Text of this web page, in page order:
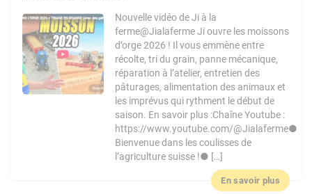
Nouvelle vidéo de Ji à la
ferme@Jialaferme Ji ouvre les moissons
d’orge 2026 ! Il vous emmène entre
récolte, tri du grain, panne mécanique,
réparation à l’atelier, entretien des
pâturages, alimentation des animaux et
les imprévus qui rythment le début de
saison. En savoir plus :Chaîne Youtube :
https://www.youtube.com/@Jialaferme●
Bienvenue dans les coulisses de
l’agriculture suisse !● […]
En savoir plus